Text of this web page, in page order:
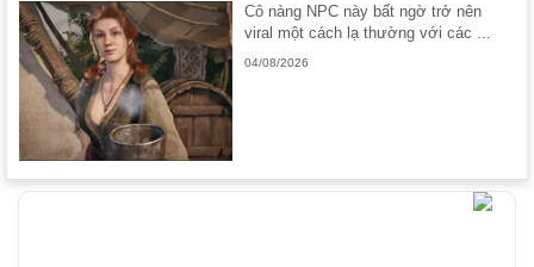
Cô nàng NPC này bất ngờ trở nên
viral một cách lạ thường với các ...
04/08/2026